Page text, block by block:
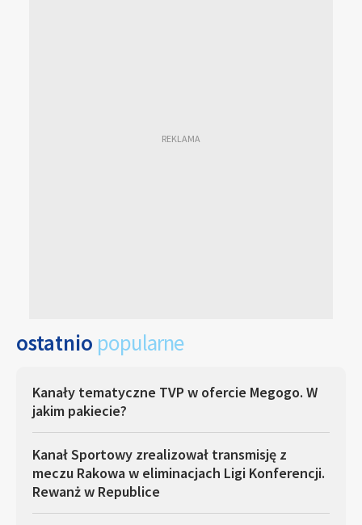
ostatnio popularne
Kanały tematyczne TVP w ofercie Megogo. W
jakim pakiecie?
Kanał Sportowy zrealizował transmisję z
meczu Rakowa w eliminacjach Ligi Konferencji.
Rewanż w Republice